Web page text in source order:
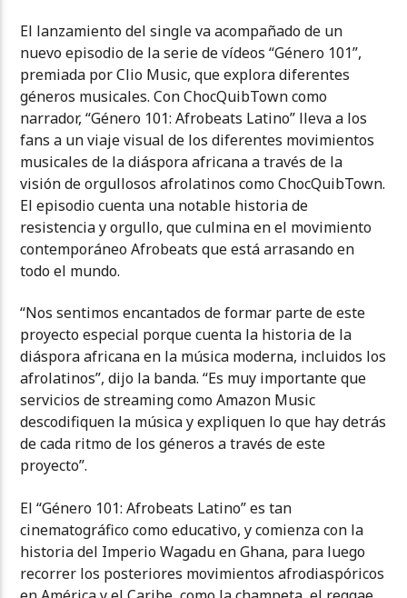
El lanzamiento del single va acompañado de un
nuevo episodio de la serie de vídeos “Género 101”,
premiada por Clio Music, que explora diferentes
géneros musicales. Con ChocQuibTown como
narrador, “Género 101: Afrobeats Latino” lleva a los
fans a un viaje visual de los diferentes movimientos
musicales de la diáspora africana a través de la
visión de orgullosos afrolatinos como ChocQuibTown.
El episodio cuenta una notable historia de
resistencia y orgullo, que culmina en el movimiento
contemporáneo Afrobeats que está arrasando en
todo el mundo.
“Nos sentimos encantados de formar parte de este
proyecto especial porque cuenta la historia de la
diáspora africana en la música moderna, incluidos los
afrolatinos”, dijo la banda. “Es muy importante que
servicios de streaming como Amazon Music
descodifiquen la música y expliquen lo que hay detrás
de cada ritmo de los géneros a través de este
proyecto”.
El “Género 101: Afrobeats Latino” es tan
cinematográfico como educativo, y comienza con la
historia del Imperio Wagadu en Ghana, para luego
recorrer los posteriores movimientos afrodiaspóricos